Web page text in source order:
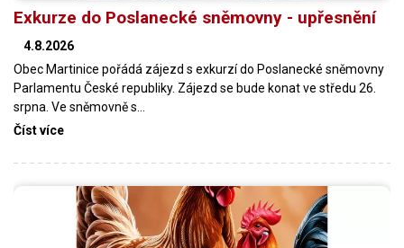
Exkurze do Poslanecké sněmovny - upřesnění
4.8.2026
Obec Martinice pořádá zájezd s exkurzí do Poslanecké sněmovny
Parlamentu České republiky. Zájezd se bude konat ve středu 26.
srpna. Ve sněmovně s…
Číst více